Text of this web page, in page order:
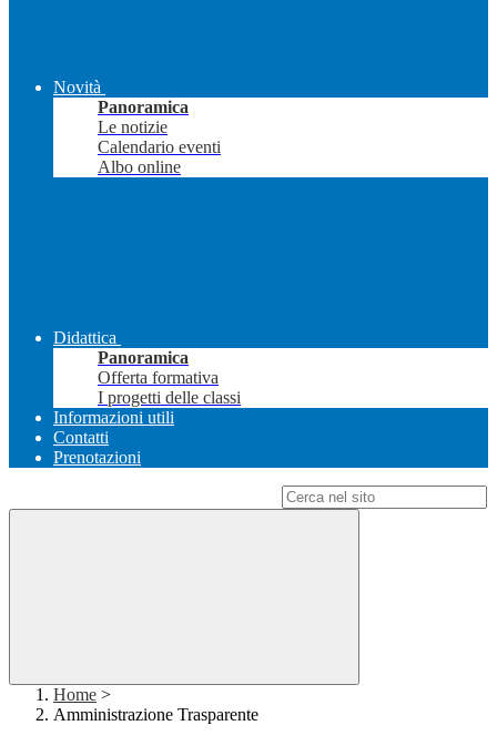
Novità
Panoramica
Le notizie
Calendario eventi
Albo online
Didattica
Panoramica
Offerta formativa
I progetti delle classi
Informazioni utili
Contatti
Prenotazioni
Home >
Amministrazione Trasparente